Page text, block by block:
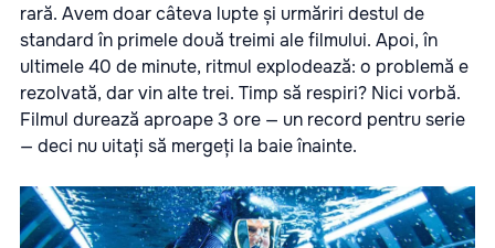
rară. Avem doar câteva lupte și urmăriri destul de
standard în primele două treimi ale filmului. Apoi, în
ultimele 40 de minute, ritmul explodează: o problemă e
rezolvată, dar vin alte trei. Timp să respiri? Nici vorbă.
Filmul durează aproape 3 ore — un record pentru serie
— deci nu uitați să mergeți la baie înainte.